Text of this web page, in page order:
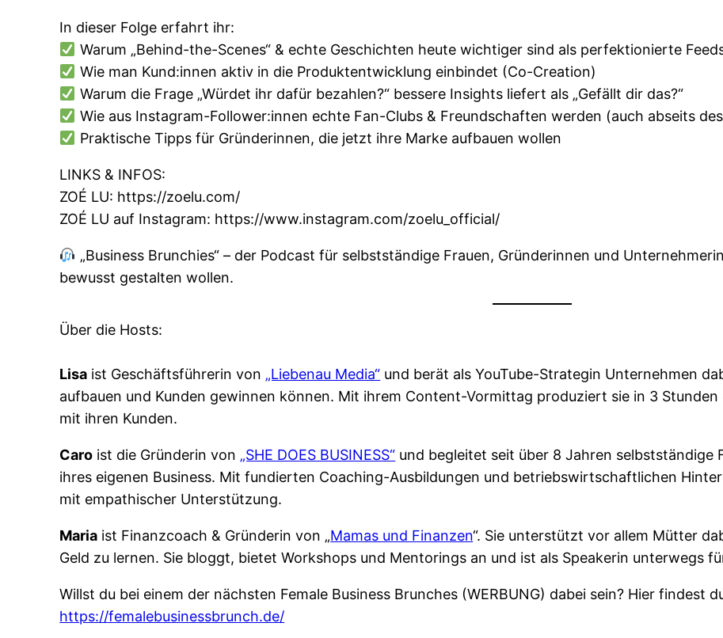
In dieser Folge erfahrt ihr:
Warum „Behind-the-Scenes“ & echte Geschichten heute wichtiger sind als perfektionierte
Wie man Kund:innen aktiv in die Produktentwicklung einbindet (Co-Creation)
Warum die Frage „Würdet ihr dafür bezahlen?“ bessere Insights liefert als „Gefällt dir das?“
Wie aus Instagram-Follower:innen echte Fan-Clubs & Freundschaften werden (auch abseits
Praktische Tipps für Gründerinnen, die jetzt ihre Marke aufbauen wollen
LINKS & INFOS:
ZOÉ LU: https://zoelu.com/
ZOÉ LU auf Instagram: https://www.instagram.com/zoelu_official/
„Business Brunchies“ – der Podcast für selbstständige Frauen, Gründerinnen und
bewusst gestalten wollen.
Über die Hosts:
Lisa ist Geschäftsführerin von „Liebenau Media“ und berät als YouTube-Strategin Unternehmen
aufbauen und Kunden gewinnen können. Mit ihrem Content-Vormittag produziert sie in 3
mit ihren Kunden.
Caro ist die Gründerin von „SHE DOES BUSINESS“ und begleitet seit über 8 Jahren selbstständige
ihres eigenen Business. Mit fundierten Coaching-Ausbildungen und betriebswirtschaftlichen
mit empathischer Unterstützung.
Maria ist Finanzcoach & Gründerin von „Mamas und Finanzen“. Sie unterstützt vor allem Mütter
Geld zu lernen. Sie bloggt, bietet Workshops und Mentorings an und ist als Speakerin unterwegs
Willst du bei einem der nächsten Female Business Brunches (WERBUNG) dabei sein? Hier findest
https://femalebusinessbrunch.de/